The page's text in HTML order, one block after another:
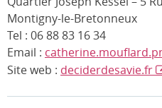
Montigny-le-Bretonneux
Tel : 06 88 83 16 34
Email :
Site web : deciderdesavie.fr